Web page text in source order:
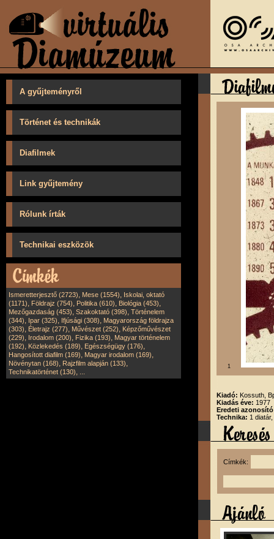
A gyűjteményről
Történet és technikák
Diafilmek
Link gyűjtemény
Rólunk írták
Technikai eszközök
Ismeretterjesztő (2723), Mese (1554), Iskolai, oktató
(1171), Földrajz (754), Politika (610), Biológia (453),
Mezőgazdaság (453), Szakoktató (398), Történelem
(344), Ipar (325), Ifjúsági (308), Magyarország földrajza
(303), Életrajz (277), Művészet (252), Képzőművészet
(229), Irodalom (200), Fizika (193), Magyar történelem
(192), Közlekedés (189), Egészségügy (176),
Hangosított diafilm (169), Magyar irodalom (169),
Növénytan (168), Rajzfilm alapján (133),
Technikatörténet (130),
1
Kiadó: Kossuth,
Kiadás éve: 1977
Eredeti
Technika: 1
Címkék: